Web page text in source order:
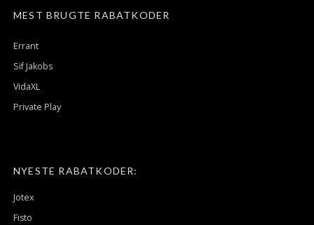
MEST BRUGTE RABATKODER
Errant
Sif Jakobs
VidaXL
Private Play
NYESTE RABATKODER:
Jotex
Fisto